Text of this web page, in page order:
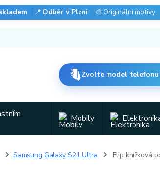
📍 Odběr v Plzni 🎨Originální motivy
Zvolte model telefonu
Mobily
Samsung Galaxy S21 Ultra Flip knížková